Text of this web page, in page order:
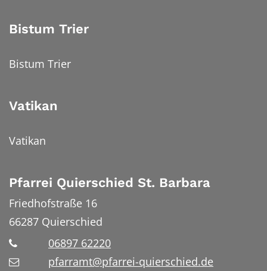
Bistum Trier
Bistum Trier
Vatikan
Vatikan
Pfarrei Quierschied St. Barbara
Friedhofstraße 16
66287 Quierschied
06897 62220
pfarramt@pfarrei-quierschied.de